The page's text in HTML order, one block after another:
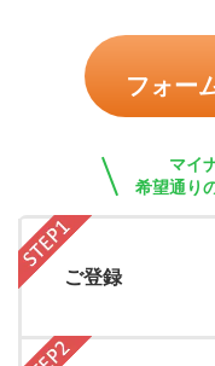
フォー
マイ
希望通り
ご登録